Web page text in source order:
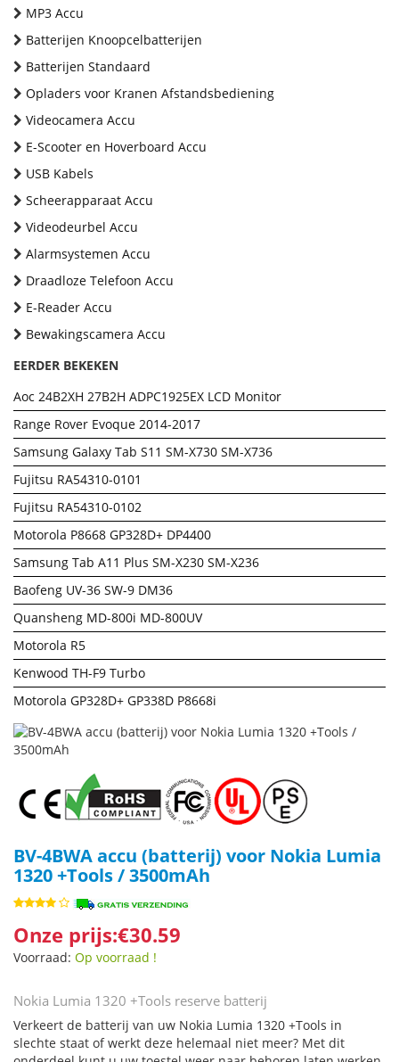
MP3 Accu
Batterijen Knoopcelbatterijen
Batterijen Standaard
Opladers voor Kranen Afstandsbediening
Videocamera Accu
E-Scooter en Hoverboard Accu
USB Kabels
Scheerapparaat Accu
Videodeurbel Accu
Alarmsystemen Accu
Draadloze Telefoon Accu
E-Reader Accu
Bewakingscamera Accu
EERDER BEKEKEN
Aoc 24B2XH 27B2H ADPC1925EX LCD Monitor
Range Rover Evoque 2014-2017
Samsung Galaxy Tab S11 SM-X730 SM-X736
Fujitsu RA54310-0101
Fujitsu RA54310-0102
Motorola P8668 GP328D+ DP4400
Samsung Tab A11 Plus SM-X230 SM-X236
Baofeng UV-36 SW-9 DM36
Quansheng MD-800i MD-800UV
Motorola R5
Kenwood TH-F9 Turbo
Motorola GP328D+ GP338D P8668i
BV-4BWA accu (batterij) voor Nokia Lumia
1320 +Tools / 3500mAh
Onze prijs:€30.59
Voorraad: Op voorraad !
Nokia Lumia 1320 +Tools reserve batterij
Verkeert de batterij van uw Nokia Lumia 1320 +Tools in
slechte staat of werkt deze helemaal niet meer? Met dit